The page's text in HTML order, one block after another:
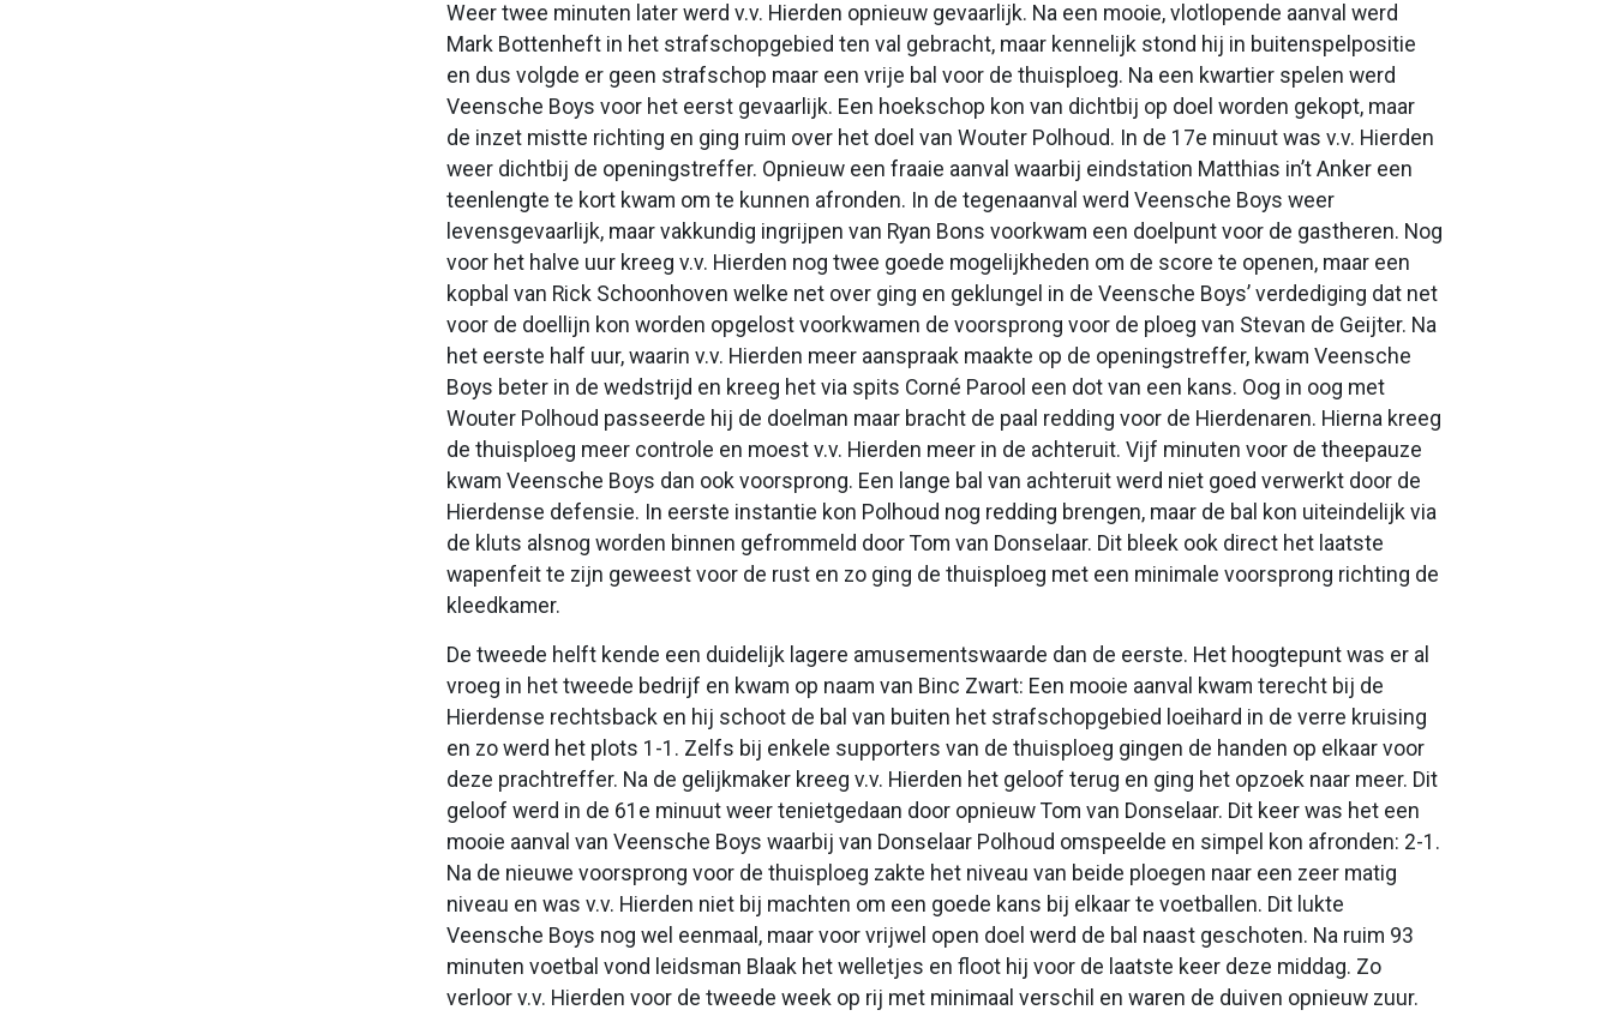
Weer twee minuten later werd v.v. Hierden opnieuw gevaarlijk. Na een mooie, vlotlopende aanval werd
Mark Bottenheft in het strafschopgebied ten val gebracht, maar kennelijk stond hij in buitenspelpositie
en dus volgde er geen strafschop maar een vrije bal voor de thuisploeg. Na een kwartier spelen werd
Veensche Boys voor het eerst gevaarlijk. Een hoekschop kon van dichtbij op doel worden gekopt, maar
de inzet mistte richting en ging ruim over het doel van Wouter Polhoud. In de 17e minuut was v.v. Hierden
weer dichtbij de openingstreffer. Opnieuw een fraaie aanval waarbij eindstation Matthias in’t Anker een
teenlengte te kort kwam om te kunnen afronden. In de tegenaanval werd Veensche Boys weer
levensgevaarlijk, maar vakkundig ingrijpen van Ryan Bons voorkwam een doelpunt voor de gastheren. Nog
voor het halve uur kreeg v.v. Hierden nog twee goede mogelijkheden om de score te openen, maar een
kopbal van Rick Schoonhoven welke net over ging en geklungel in de Veensche Boys’ verdediging dat net
voor de doellijn kon worden opgelost voorkwamen de voorsprong voor de ploeg van Stevan de Geijter. Na
het eerste half uur, waarin v.v. Hierden meer aanspraak maakte op de openingstreffer, kwam Veensche
Boys beter in de wedstrijd en kreeg het via spits Corné Parool een dot van een kans. Oog in oog met
Wouter Polhoud passeerde hij de doelman maar bracht de paal redding voor de Hierdenaren. Hierna kreeg
de thuisploeg meer controle en moest v.v. Hierden meer in de achteruit. Vijf minuten voor de theepauze
kwam Veensche Boys dan ook voorsprong. Een lange bal van achteruit werd niet goed verwerkt door de
Hierdense defensie. In eerste instantie kon Polhoud nog redding brengen, maar de bal kon uiteindelijk via
de kluts alsnog worden binnen gefrommeld door Tom van Donselaar. Dit bleek ook direct het laatste
wapenfeit te zijn geweest voor de rust en zo ging de thuisploeg met een minimale voorsprong richting de
kleedkamer.
De tweede helft kende een duidelijk lagere amusementswaarde dan de eerste. Het hoogtepunt was er al
vroeg in het tweede bedrijf en kwam op naam van Binc Zwart: Een mooie aanval kwam terecht bij de
Hierdense rechtsback en hij schoot de bal van buiten het strafschopgebied loeihard in de verre kruising
en zo werd het plots 1-1. Zelfs bij enkele supporters van de thuisploeg gingen de handen op elkaar voor
deze prachtreffer. Na de gelijkmaker kreeg v.v. Hierden het geloof terug en ging het opzoek naar meer. Dit
geloof werd in de 61e minuut weer tenietgedaan door opnieuw Tom van Donselaar. Dit keer was het een
mooie aanval van Veensche Boys waarbij van Donselaar Polhoud omspeelde en simpel kon afronden: 2-1.
Na de nieuwe voorsprong voor de thuisploeg zakte het niveau van beide ploegen naar een zeer matig
niveau en was v.v. Hierden niet bij machten om een goede kans bij elkaar te voetballen. Dit lukte
Veensche Boys nog wel eenmaal, maar voor vrijwel open doel werd de bal naast geschoten. Na ruim 93
minuten voetbal vond leidsman Blaak het welletjes en floot hij voor de laatste keer deze middag. Zo
verloor v.v. Hierden voor de tweede week op rij met minimaal verschil en waren de duiven opnieuw zuur.